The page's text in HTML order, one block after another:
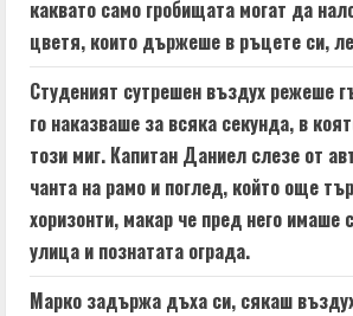
a
d
i
n
g
каквато само гробищата могат да
цветя, които държеше в ръцете си,
Студеният сутрешен въздух режеше
го наказваше за всяка секунда, в
този миг. Капитан Даниел слезе от
чанта на рамо и поглед, който още
хоризонти, макар че пред него имаше
улица и познатата ограда.
Марко задържа дъха си, сякаш